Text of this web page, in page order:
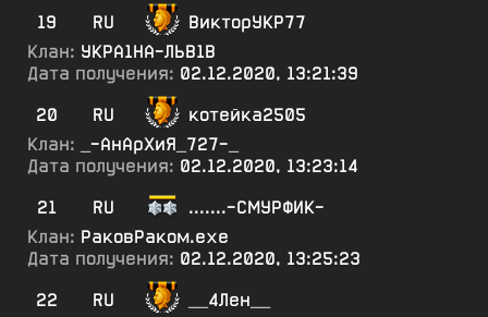
19
RU
ВикторУКР77
Клан: УКРА1НА-ЛЬВ1В
Дата получения: 02.12.2020, 13:21:39
20
RU
котейка2505
Клан:
_-АнАрХиЯ_727-_
Дата получения: 02.12.2020, 13:23:14
21
RU
.......-СМУРФИК-
Клан: РаковРаком.ехе
Дата получения: 02.12.2020, 13:25:23
22
RU
__4Лен__